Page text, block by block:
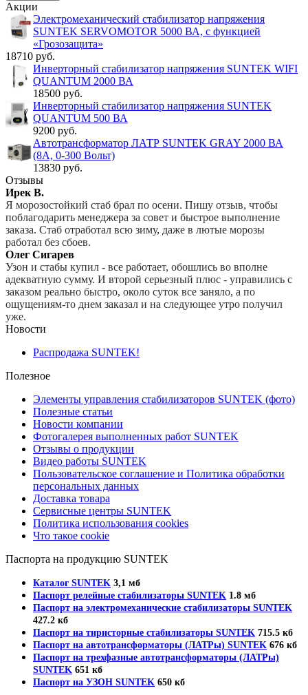
Акции
Электромеханический стабилизатор напряжения
SUNTEK SERVOMOTOR 5000 ВА, с функцией
«Грозозащита»
18710 руб.
Инверторный стабилизатор напряжения SUNTEK WIFI
QUANTUM 2000 ВА
18500 руб.
Инверторный стабилизатор напряжения SUNTEK
QUANTUM 500 ВА
9200 руб.
Автотрансформатор ЛАТР SUNTEK GRAY 2000 ВА
(8А, 0-300 Вольт)
13830 руб.
Отзывы
Ирек В.
Я морозостойкий стаб брал по осени. Пишу отзыв, чтобы
поблагодарить менеджера за совет и быстрое выполнение
заказа. Стаб отработал всю зиму, даже в лютые морозы
работал без сбоев.
Олег Сигарев
Узон и стабы купил - все работает, обошлись во вполне
адекватную сумму. И второй серьезный плюс - управились с
заказом реально быстро, около суток все заняло, а по
ощущениям-то днем заказал и на следующее утро получил
уже.
Новости
Распродажа SUNTEK!
Полезное
Элементы управления стабилизаторов SUNTEK (фото)
Полезные статьи
Новости компании
Фотогалерея выполненных работ SUNTEK
Отзывы о продукции
Видео работы SUNTEK
Пользовательское соглашение и Политика обработки
персональных данных
Доставка товара
Сервисные центры SUNTEK
Политика использования cookies
Что такое cookie
Паспорта на продукцию SUNTEK
Каталог SUNTEK 3,1 мб
Паспорт релейные стабилизаторы SUNTEK 1.8 мб
Паспорт на электромеханические стабилизаторы SUNTEK
427.2 кб
Паспорт на тиристорные стабилизаторы SUNTEK 715.5 кб
Паспорт на автотрансформаторы (ЛАТРы) SUNTEK 676 кб
Паспорт на трехфазные автотрансформаторы (ЛАТРы)
SUNTEK 651 кб
Паспорт на УЗОН SUNTEK 650 кб